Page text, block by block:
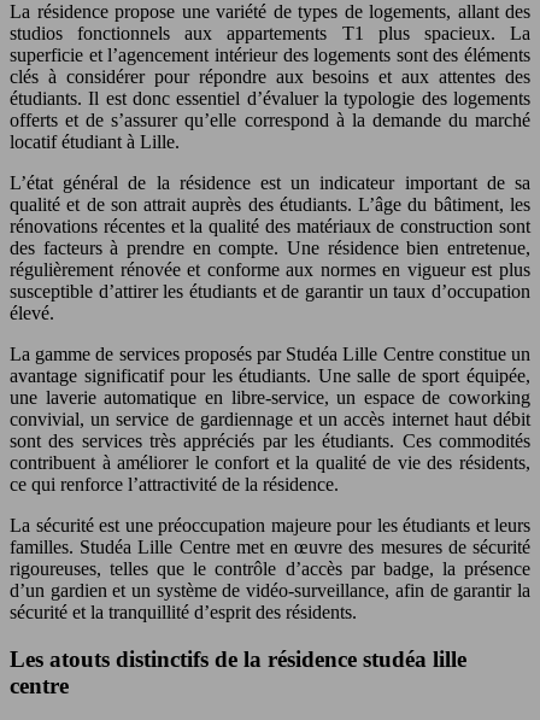
La résidence propose une variété de types de logements, allant des
studios fonctionnels aux appartements T1 plus spacieux. La
superficie et l’agencement intérieur des logements sont des éléments
clés à considérer pour répondre aux besoins et aux attentes des
étudiants. Il est donc essentiel d’évaluer la typologie des logements
offerts et de s’assurer qu’elle correspond à la demande du marché
locatif étudiant à Lille.
L’état général de la résidence est un indicateur important de sa
qualité et de son attrait auprès des étudiants. L’âge du bâtiment, les
rénovations récentes et la qualité des matériaux de construction sont
des facteurs à prendre en compte. Une résidence bien entretenue,
régulièrement rénovée et conforme aux normes en vigueur est plus
susceptible d’attirer les étudiants et de garantir un taux d’occupation
élevé.
La gamme de services proposés par Studéa Lille Centre constitue un
avantage significatif pour les étudiants. Une salle de sport équipée,
une laverie automatique en libre-service, un espace de coworking
convivial, un service de gardiennage et un accès internet haut débit
sont des services très appréciés par les étudiants. Ces commodités
contribuent à améliorer le confort et la qualité de vie des résidents,
ce qui renforce l’attractivité de la résidence.
La sécurité est une préoccupation majeure pour les étudiants et leurs
familles. Studéa Lille Centre met en œuvre des mesures de sécurité
rigoureuses, telles que le contrôle d’accès par badge, la présence
d’un gardien et un système de vidéo-surveillance, afin de garantir la
sécurité et la tranquillité d’esprit des résidents.
Les atouts distinctifs de la résidence studéa lille
centre